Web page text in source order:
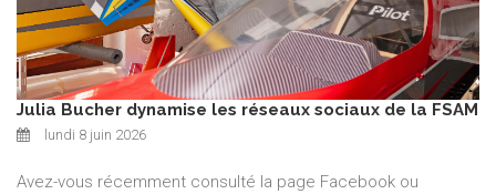
Julia Bucher dynamise les réseaux sociaux de la FSAM
lundi 8 juin 2026
Avez-vous récemment consulté la page Facebook ou